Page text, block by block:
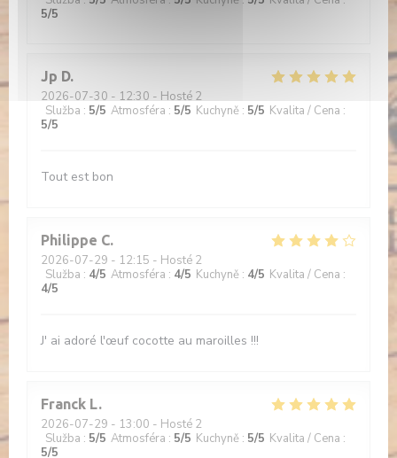
5/5
Jp D
2026-07-30 - 12:30 - Hosté 2
Služba : 5/5 Atmosféra : 5/5 Kuchyně : 5/5 Kvalita / Cena :
5/5
Tout est bon
Philippe C
2026-07-29 - 12:15 - Hosté 2
Služba : 4/5 Atmosféra : 4/5 Kuchyně : 4/5 Kvalita / Cena :
4/5
J' ai adoré l'œuf cocotte au maroilles !!!
Franck L
2026-07-29 - 13:00 - Hosté 2
Služba : 5/5 Atmosféra : 5/5 Kuchyně : 5/5 Kvalita / Cena :
5/5